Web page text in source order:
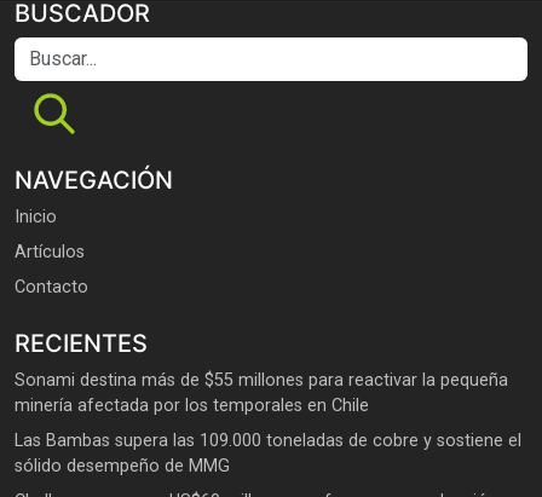
BUSCADOR
Buscar...
NAVEGACIÓN
Inicio
Artículos
Contacto
RECIENTES
Sonami destina más de $55 millones para reactivar la pequeña
minería afectada por los temporales en Chile
Las Bambas supera las 109.000 toneladas de cobre y sostiene el
sólido desempeño de MMG